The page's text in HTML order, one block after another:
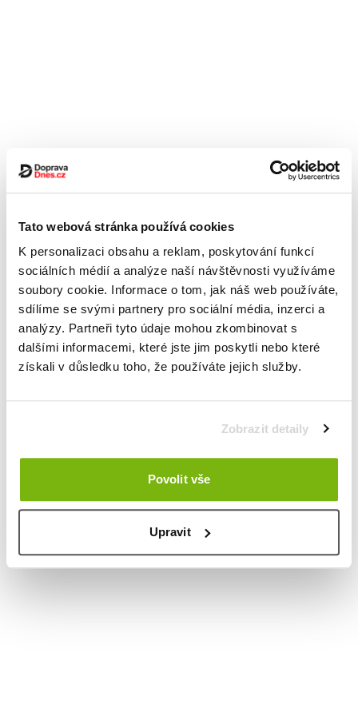
Tato webová stránka používá cookies
K personalizaci obsahu a reklam, poskytování funkcí
sociálních médií a analýze naší návštěvnosti využíváme
soubory cookie. Informace o tom, jak náš web používáte,
sdílíme se svými partnery pro sociální média, inzerci a
analýzy. Partneři tyto údaje mohou zkombinovat s
dalšími informacemi, které jste jim poskytli nebo které
získali v důsledku toho, že používáte jejich služby.
Zobrazit detaily
Povolit vše
Upravit